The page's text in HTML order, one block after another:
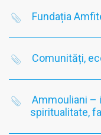
Fundația
Comunități,
Ammouliani –
spiritualitate,